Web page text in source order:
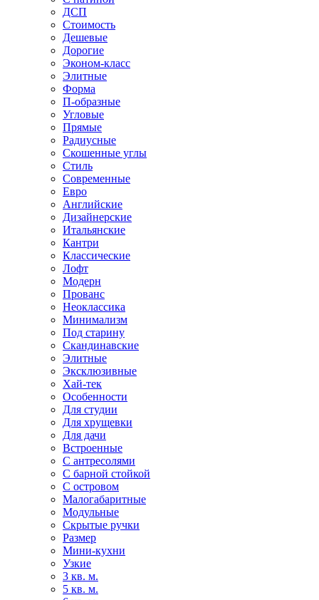
ДСП
Стоимость
Дешевые
Дорогие
Эконом-класс
Элитные
Форма
П-образные
Угловые
Прямые
Радиусные
Скошенные углы
Стиль
Современные
Евро
Английские
Дизайнерские
Итальянские
Кантри
Классические
Лофт
Модерн
Прованс
Неоклассика
Минимализм
Под старину
Скандинавские
Элитные
Эксклюзивные
Хай-тек
Особенности
Для студии
Для хрущевки
Для дачи
Встроенные
С антресолями
С барной стойкой
С островом
Малогабаритные
Модульные
Скрытые ручки
Размер
Мини-кухни
Узкие
3 кв. м.
5 кв. м.